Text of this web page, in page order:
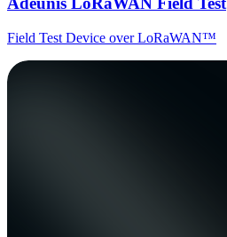
Field Test Device over LoRaWAN™